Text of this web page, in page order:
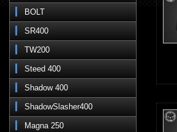
BOLT
SR400
TW200
Steed 400
Shadow 400
ShadowSlasher400
Magna 250